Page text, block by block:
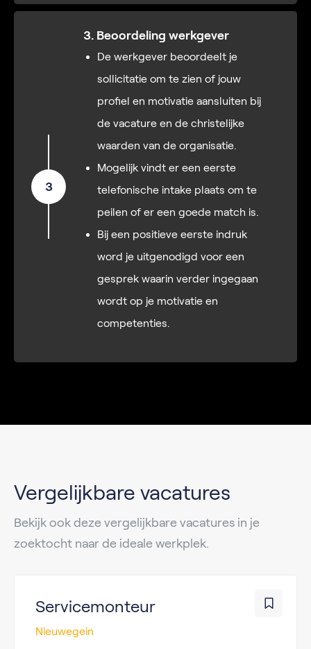
3
3. Beoordeling werkgever
De werkgever beoordeelt je
sollicitatie om te zien of jouw
profiel en motivatie aansluiten bij
de vacature en de christelijke
waarden van de organisatie.
Mogelijk vindt er een eerste
telefonische intake plaats om te
peilen of er een goede match is.
Bij een positieve eerste indruk
word je uitgenodigd voor een
gesprek waarin verder ingegaan
wordt op je motivatie en
competenties.
Vergelijkbare vacatures
Bekijk ook deze vergelijkbare vacatures in je
zoektocht naar de ideale werkplek.
Servicemonteur
Nieuwegein